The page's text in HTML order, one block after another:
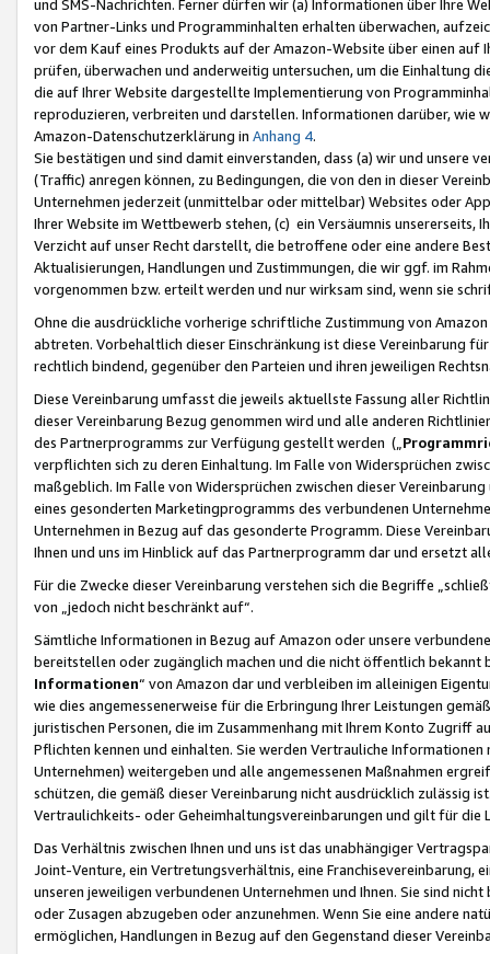
und SMS-Nachrichten. Ferner dürfen wir (a) Informationen über Ihre
von Partner-Links und Programminhalten erhalten überwachen,
vor dem Kauf eines Produkts auf der Amazon-Website über einen
prüfen, überwachen und anderweitig untersuchen, um die Einhaltung
die auf Ihrer Website dargestellte Implementierung von
reproduzieren, verbreiten und darstellen. Informationen darüber, wie
Amazon-Datenschutzerklärung in Anhang 4.
Sie bestätigen und sind damit einverstanden, dass (a) wir und
(Traffic) anregen können, zu Bedingungen, die von den in dieser
Unternehmen jederzeit (unmittelbar oder mittelbar) Websites oder
Ihrer Website im Wettbewerb stehen, (c) ein Versäumnis unsererseits,
Verzicht auf unser Recht darstellt, die betroffene oder eine andere
Aktualisierungen, Handlungen und Zustimmungen, die wir ggf. im
vorgenommen bzw. erteilt werden und nur wirksam sind, wenn sie
Ohne die ausdrückliche vorherige schriftliche Zustimmung von
abtreten. Vorbehaltlich dieser Einschränkung ist diese Vereinbarung
rechtlich bindend, gegenüber den Parteien und ihren jeweiligen
Diese Vereinbarung umfasst die jeweils aktuellste Fassung aller
dieser Vereinbarung Bezug genommen wird und alle anderen
des Partnerprogramms zur Verfügung gestellt werden („
verpflichten sich zu deren Einhaltung. Im Falle von Widersprüchen
maßgeblich. Im Falle von Widersprüchen zwischen dieser
eines gesonderten Marketingprogramms des verbundenen
Unternehmen in Bezug auf das gesonderte Programm. Diese
Ihnen und uns im Hinblick auf das Partnerprogramm dar und ersetzt
Für die Zwecke dieser Vereinbarung verstehen sich die Begriffe
von „jedoch nicht beschränkt auf“.
Sämtliche Informationen in Bezug auf Amazon oder unsere
bereitstellen oder zugänglich machen und die nicht öffentlich
Informationen“ von Amazon dar und verbleiben im alleinigen
wie dies angemessenerweise für die Erbringung Ihrer Leistungen
juristischen Personen, die im Zusammenhang mit Ihrem Konto
Pflichten kennen und einhalten. Sie werden Vertrauliche
Unternehmen) weitergeben und alle angemessenen Maßnahmen
schützen, die gemäß dieser Vereinbarung nicht ausdrücklich zulässig
Vertraulichkeits- oder Geheimhaltungsvereinbarungen und gilt für die
Das Verhältnis zwischen Ihnen und uns ist das unabhängiger
Joint-Venture, ein Vertretungsverhältnis, eine Franchisevereinbarung,
unseren jeweiligen verbundenen Unternehmen und Ihnen. Sie sind
oder Zusagen abzugeben oder anzunehmen. Wenn Sie eine andere
ermöglichen, Handlungen in Bezug auf den Gegenstand dieser